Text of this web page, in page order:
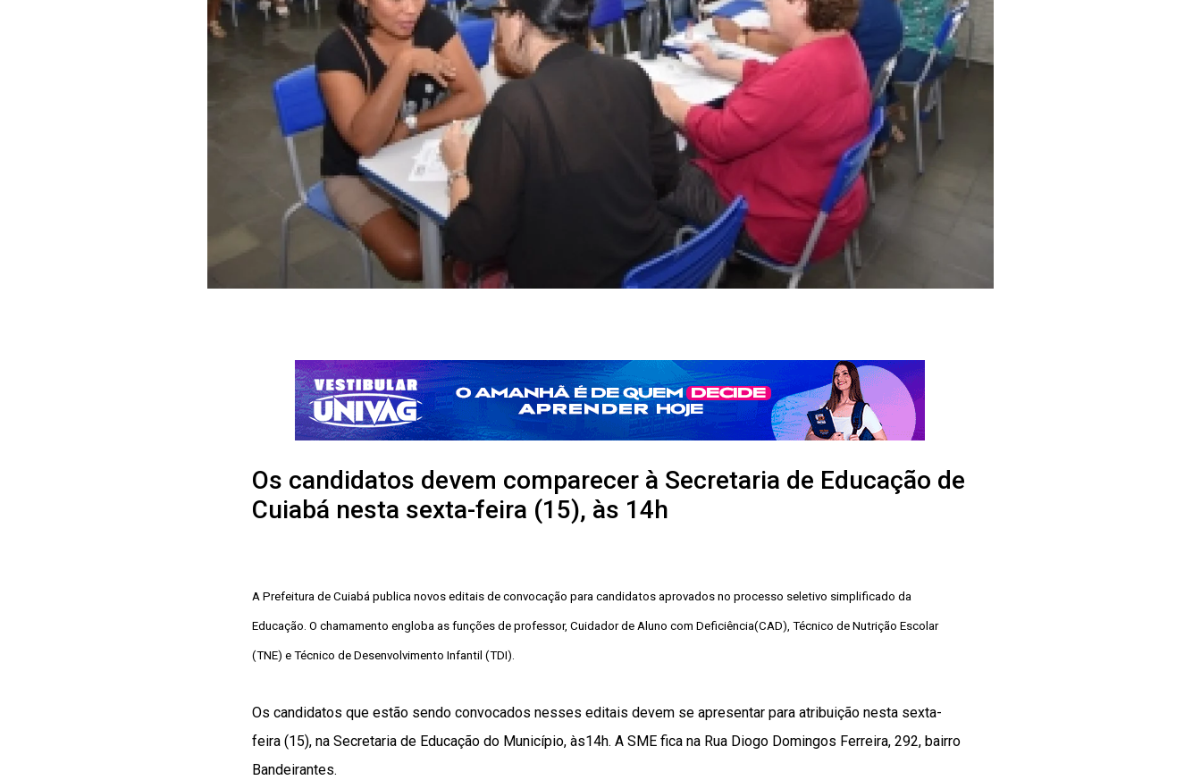
Os candidatos devem comparecer à Secretaria de Educação de
Cuiabá nesta sexta-feira (15), às 14h
A Prefeitura de Cuiabá publica novos editais de convocação para candidatos aprovados no processo seletivo simplificado da
Educação. O chamamento engloba as funções de professor, Cuidador de Aluno com Deficiência(CAD), Técnico de Nutrição Escolar
(TNE) e Técnico de Desenvolvimento Infantil (TDI).
Os candidatos que estão sendo convocados nesses editais devem se apresentar para atribuição nesta sexta-
feira (15), na Secretaria de Educação do Município, às14h. A SME fica na Rua Diogo Domingos Ferreira, 292, bairro
Bandeirantes.